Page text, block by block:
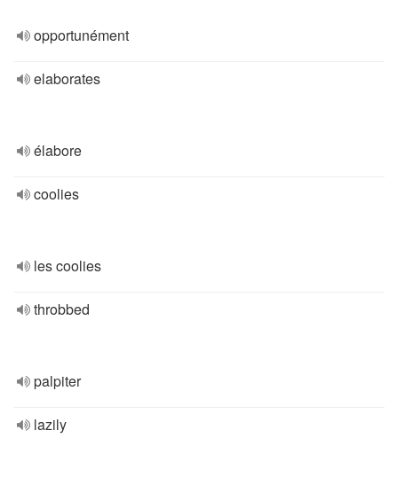
opportunément
elaborates
élabore
coolies
les coolies
throbbed
palpiter
lazily